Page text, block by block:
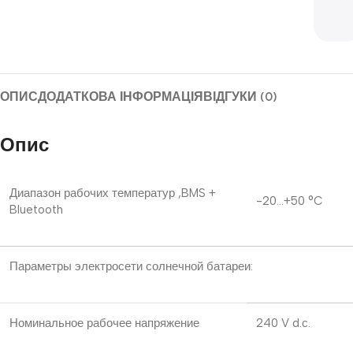
ОПИСДОДАТКОВА ІНФОРМАЦІЯВІДГУКИ (0)
Опис
Диапазон рабочих температур ,BMS +
Bluetooth
-20…+50 °C
Параметры электросети солнечной батареи:
Номинальное рабочее напряжение 240 V d.с.